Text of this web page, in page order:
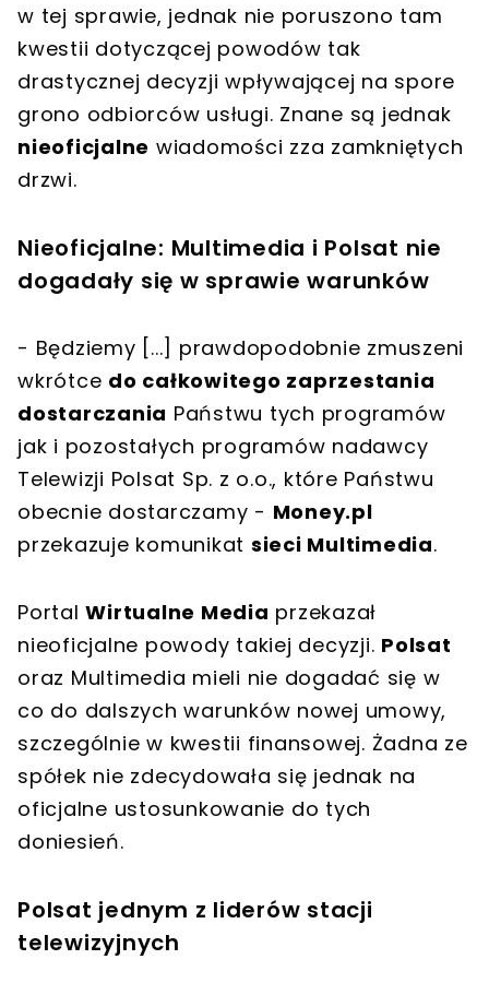
w tej sprawie, jednak nie poruszono tam
kwestii dotyczącej powodów tak
drastycznej decyzji wpływającej na spore
grono odbiorców usługi. Znane są jednak
nieoficjalne wiadomości zza zamkniętych
drzwi.
Nieoficjalne: Multimedia i Polsat nie
dogadały się w sprawie warunków
- Będziemy [...] prawdopodobnie zmuszeni
wkrótce do całkowitego zaprzestania
dostarczania Państwu tych programów
jak i pozostałych programów nadawcy
Telewizji Polsat Sp. z o.o., które Państwu
obecnie dostarczamy - Money.pl
przekazuje komunikat sieci Multimedia.
PortalWirtualne Media przekazał
nieoficjalne powody takiej decyzji. Polsat
oraz Multimedia mieli nie dogadać się w
co do dalszych warunków nowej umowy,
szczególnie w kwestii finansowej. Żadna ze
spółek nie zdecydowała się jednak na
oficjalne ustosunkowanie do tych
doniesień.
Polsat jednym z liderów stacji
telewizyjnych